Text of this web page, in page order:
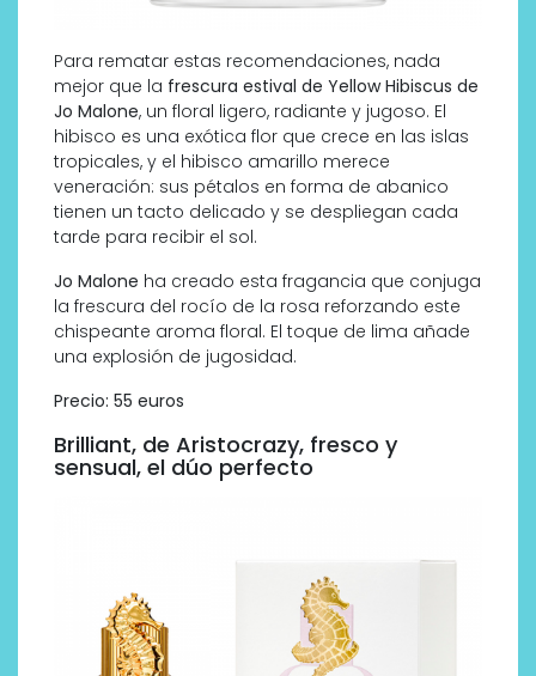
Para rematar estas recomendaciones, nada
mejor que la frescura estival de Yellow Hibiscus de
Jo Malone, un floral ligero, radiante y jugoso. El
hibisco es una exótica flor que crece en las islas
tropicales, y el hibisco amarillo merece
veneración: sus pétalos en forma de abanico
tienen un tacto delicado y se despliegan cada
tarde para recibir el sol.
Jo Malone ha creado esta fragancia que conjuga
la frescura del rocío de la rosa reforzando este
chispeante aroma floral. El toque de lima añade
una explosión de jugosidad.
Precio: 55 euros
Brilliant, de Aristocrazy, fresco y
sensual, el dúo perfecto